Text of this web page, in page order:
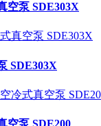
空泵 SDE303X
SDE303X